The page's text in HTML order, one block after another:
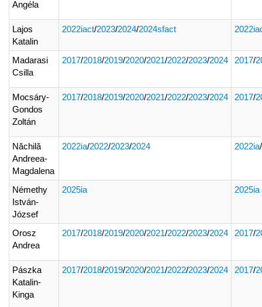
Angéla
Lajos
Katalin
2022iact/2023/2024/2024sfact
Madarasi
Csilla
2017/2018/2019/2020/2021/2022/2023/2024 2017/
Mocsáry-
Gondos
Zoltán
2017/2018/2019/2020/2021/2022/2023/2024 2017/
Năchilă
Andreea-
Magdalena
2022ia/2022/2023/2024 2022ia/
Némethy
István-
József
2025ia 2025ia
Orosz
Andrea
2017/2018/2019/2020/2021/2022/2023/2024 2017/
Pászka
Katalin-
Kinga
2017/2018/2019/2020/2021/2022/2023/2024 2017/